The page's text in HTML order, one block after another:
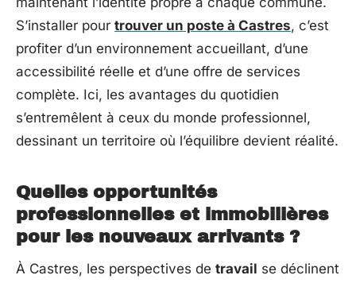
S’installer pour trouver un poste à Castres, c’est
profiter d’un environnement accueillant, d’une
accessibilité réelle et d’une offre de services
complète. Ici, les avantages du quotidien
s’entremêlent à ceux du monde professionnel,
dessinant un territoire où l’équilibre devient réalité.
Quelles opportunités
professionnelles et immobilières
pour les nouveaux arrivants ?
À Castres, les perspectives de travail se déclinent